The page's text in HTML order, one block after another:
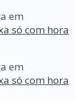
em
só com hora
em
só com hora